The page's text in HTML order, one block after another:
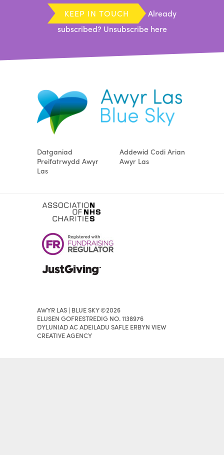
KEEP IN TOUCH
Already
subscribed? Unsubscribe here
Datganiad
Preifatrwydd Awyr
Las
Addewid Codi Arian
Awyr Las
AWYR LAS | BLUE SKY ©2026
ELUSEN GOFRESTREDIG NO. 1138976
DYLUNIAD AC ADEILADU SAFLE ERBYN VIEW
CREATIVE AGENCY